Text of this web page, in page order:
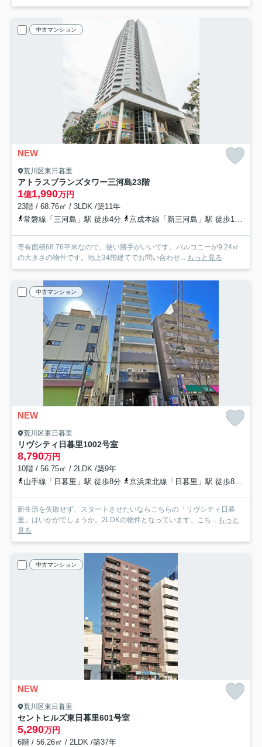
中古マンション
NEW
荒川区東日暮里
アトラスブランズタワー三河島23階
1億1,990万円
23階 / 68.76㎡ / 3LDK /築11年
常磐線「三河島」駅 徒歩4分
京成本線「新三河島」駅 徒歩10分
専有面積68.76平米なので、使い勝手がいいです。バルコニーが9.24㎡
の大きさの物件です。地上34階建てでお問い合わせ... もっと見る
中古マンション
NEW
荒川区東日暮里
リヴシティ日暮里1002号室
8,790万円
10階 / 56.75㎡ / 2LDK /築9年
山手線「日暮里」駅 徒歩8分
京浜東北線「日暮里」駅 徒歩8分
新生活を失敗せず、スタートさせたいならこちらの「リヴシティ日暮
里」はいかがでしょうか。2LDKの物件となっています。こち... もっと
見る
中古マンション
NEW
荒川区東日暮里
セントヒルズ東日暮里601号室
5,290万円
6階 / 56.26㎡ / 2LDK /築37年